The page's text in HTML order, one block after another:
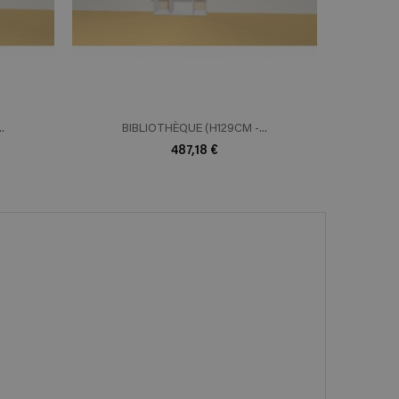
BIBLIOTHÈQUE (H129CM -...
487,18 €